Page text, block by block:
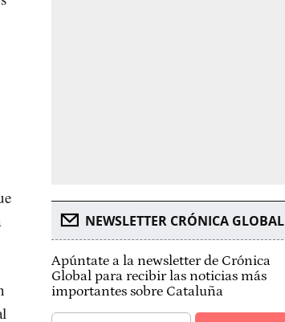
NEWSLETTER CRÓNICA GLOBAL
Apúntate a la newsletter de Crónica
Global para recibir las noticias más
importantes sobre Cataluña